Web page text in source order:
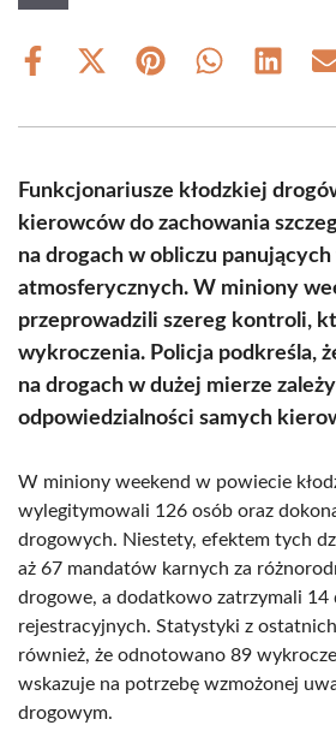
Share
Share
(Twitter)
Share Share Share
Funkcjonariusze kłodzkiej
kierowców do zachowania
na drogach w obliczu
atmosferycznych. W miniony
przeprowadzili szereg kontroli,
wykroczenia. Policja podkreśla,
na drogach w dużej mierze
odpowiedzialności samych
W miniony weekend w powiecie
wylegitymowali 126 osób oraz
drogowych. Niestety, efektem tych
aż 67 mandatów karnych za
drogowe, a dodatkowo zatrzymali
rejestracyjnych. Statystyki z
również, że odnotowano 89
wskazuje na potrzebę wzmożonej
drogowym.